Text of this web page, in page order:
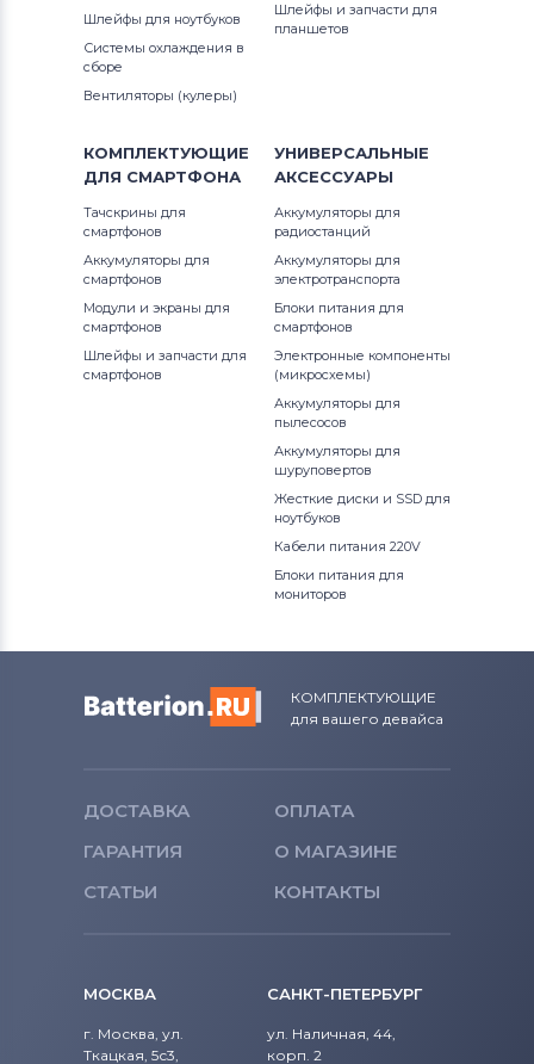
Шлейфы для ноутбуков
Системы охлаждения в
сборе
Вентиляторы (кулеры)
Шлейфы и запчасти для
планшетов
КОМПЛЕКТУЮЩИЕ
ДЛЯ СМАРТФОНА
Тачскрины для
смартфонов
Аккумуляторы для
смартфонов
Модули и экраны для
смартфонов
Шлейфы и запчасти для
смартфонов
УНИВЕРСАЛЬНЫЕ
АКСЕССУАРЫ
Аккумуляторы для
радиостанций
Аккумуляторы для
электротранспорта
Блоки питания для
смартфонов
Электронные компоненты
(микросхемы)
Аккумуляторы для
пылесосов
Аккумуляторы для
шуруповертов
Жесткие диски и SSD для
ноутбуков
Кабели питания 220V
Блоки питания для
мониторов
КОМПЛЕКТУЮЩИЕ
для вашего девайса
ДОСТАВКА
ОПЛАТА
ГАРАНТИЯ
О МАГАЗИНЕ
СТАТЬИ
КОНТАКТЫ
МОСКВА
г. Москва, ул.
Ткацкая, 5с3,
САНКТ-ПЕТЕРБУРГ
ул. Наличная, 44,
корп. 2